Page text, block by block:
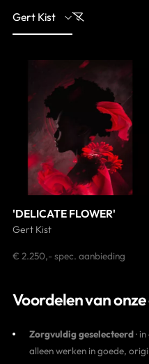
Nieuws & agenda
Contact
Gert Kist
'DELICATE FLOWER'
Gert Kist
€ 2.250,- spec. aanbieding
Voordelen van
Zorgvuldig geselecteerd·
alleen werken in goede,